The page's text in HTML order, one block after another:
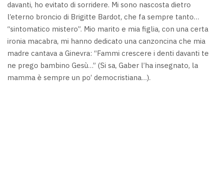
davanti, ho evitato di sorridere. Mi sono nascosta dietro
l’eterno broncio di Brigitte Bardot, che fa sempre tanto…
“sintomatico mistero”. Mio marito e mia figlia, con una certa
ironia macabra, mi hanno dedicato una canzoncina che mia
madre cantava a Ginevra: “Fammi crescere i denti davanti te
ne prego bambino Gesù…” (Si sa, Gaber l’ha insegnato, la
mamma è sempre un po’ democristiana…).